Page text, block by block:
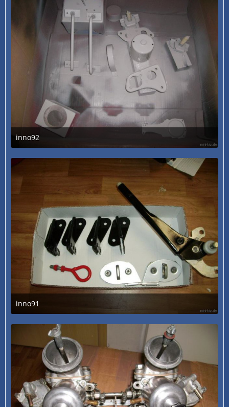
inno92
3. Juli 2020 um 13:31
inno91
3. Juli 2020 um 13:31